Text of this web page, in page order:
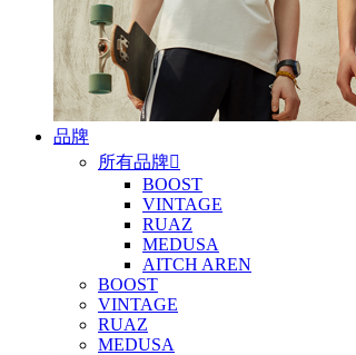
品牌
所有品牌
BOOST
VINTAGE
RUAZ
MEDUSA
AITCH AREN
BOOST
VINTAGE
RUAZ
MEDUSA